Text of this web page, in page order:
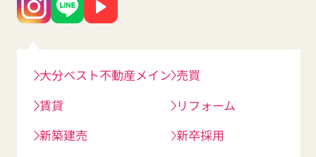
大分ベスト不動産メイン
賃貸
新築建売
売買
リフォーム
新卒採用